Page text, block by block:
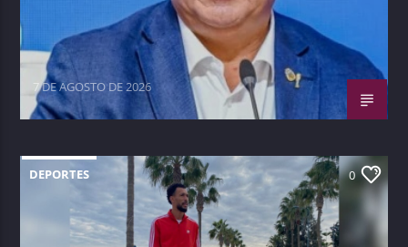
7 DE AGOSTO DE 2026
DEPORTES 0